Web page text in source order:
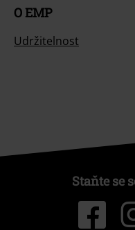
O EMP
Udržitelnost
Staňte se